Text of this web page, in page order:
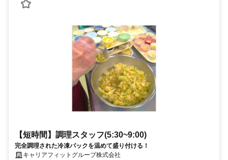
【短時間】調理スタッフ(5:30~9:00)
完全調理された冷凍パックを温めて盛り付ける！
キャリアフィットグループ株式会社